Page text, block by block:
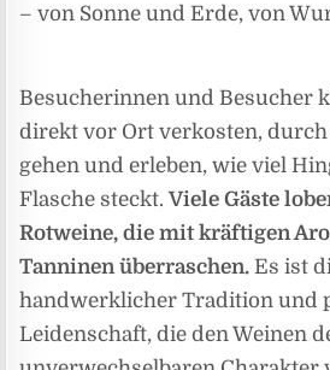
– von Sonne und Erde, von
Besucherinnen und Besucher
direkt vor Ort verkosten,
gehen und erleben, wie viel
Flasche steckt.Viele Gäste
Rotweine, die mit kräftigen
Tanninen überraschen. Es ist
handwerklicher Tradition und
Leidenschaft, die den Weinen